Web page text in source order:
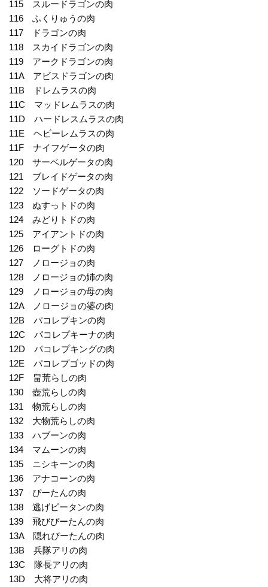
115 スルードラゴンの肉
116 ふくりゅうの肉
117 ドラゴンの肉
118 スカイドラゴンの肉
119 アークドラゴンの肉
11A アビスドラゴンの肉
11B ドレムラスの肉
11C マッドレムラスの肉
11D ハードレスムラスの肉
11E ヘビーレムラスの肉
11F ナイフゲータの肉
120 サーベルゲータの肉
121 ブレイドゲータの肉
122 ソードゲータの肉
123 ぬすっトドの肉
124 みどりトドの肉
125 アイアントドの肉
126 ローグトドの肉
127 ノロージョの肉
128 ノロージョの姉の肉
129 ノロージョの母の肉
12A ノロージョの婆の肉
12B パコレプキンの肉
12C パコレプキーナの肉
12D パコレプキングの肉
12E パコレプゴッドの肉
12F 畠荒らしの肉
130 壺荒らしの肉
131 物荒らしの肉
132 大物荒らしの肉
133 ハブーンの肉
134 マムーンの肉
135 ニシキーンの肉
136 アナコーンの肉
137 ぴーたんの肉
138 逃げピータンの肉
139 飛びぴーたんの肉
13A 隠れぴーたんの肉
13B 兵隊アリの肉
13C 隊長アリの肉
13D 大将アリの肉